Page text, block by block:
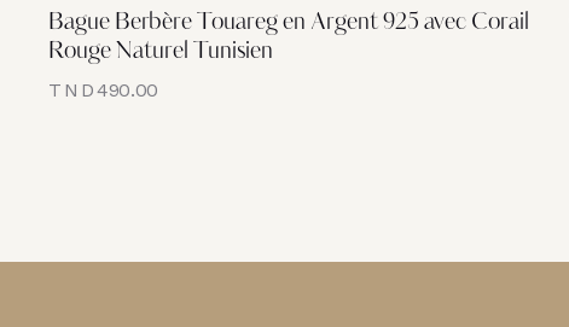
Bague Berbère Touareg en Argent 925 avec Corail
Rouge Naturel Tunisien
TND490.00